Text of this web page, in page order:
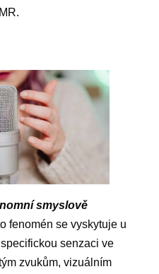
smyslově
fenomén se vyskytuje u
senzaci ve
zvukům, vizuálním